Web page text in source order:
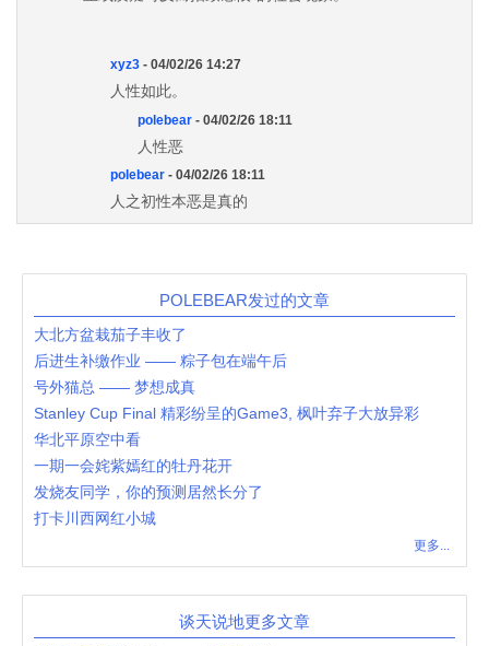
xyz3 - 04/02/26 14:27
人性如此。
polebear - 04/02/26 18:11
人性恶
polebear - 04/02/26 18:11
人之初性本恶是真的
POLEBEAR发过的文章
大北方盆栽茄子丰收了
后进生补缴作业 —— 粽子包在端午后
号外猫总 —— 梦想成真
Stanley Cup Final 精彩纷呈的Game3, 枫叶弃子大放异彩
华北平原空中看
一期一会姹紫嫣红的牡丹花开
发烧友同学，你的预测居然长分了
打卡川西网红小城
更多...
谈天说地更多文章